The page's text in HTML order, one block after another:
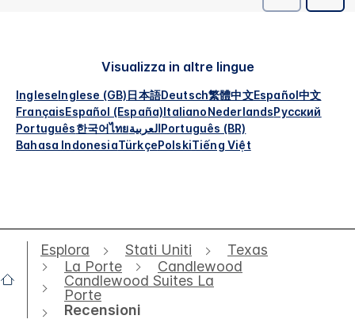
Visualizza in altre lingue
IngleseInglese (GB)日本語Deutsch繁體中文Español中文
FrançaisEspañol (España)ItalianoNederlandsРусский
Português한국어ไทยالعربيةPortuguês (BR)
Bahasa IndonesiaTürkçePolskiTiếng Việt
Esplora Stati Uniti
Texas
La Porte
Candlewood
Candlewood Suites La
Porte
Recensioni